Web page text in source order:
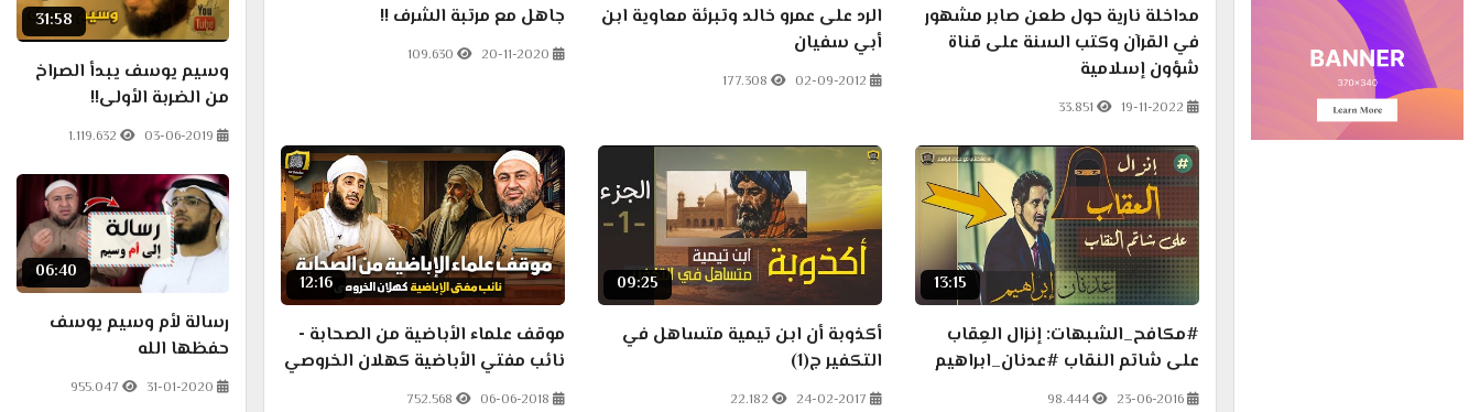
مداخلة نارية حول طعن صابر مشهور
في القرآن وكتب السنة على قناة
شؤون إسلامية
19-11-2022
33.851
الرد على عمرو خالد وتبرئة معاوية ابن
أبي سفيان
02-09-2012
177.308
جاهل مع مرتبة الشرف !!
20-11-2020
109.630
13:15
#مكافح_الشبهات: إنزال العِقاب
على شاتم النقاب #عدنان_ابراهيم
23-06-2016
98.444
09:25
أكذوبة أن ابن تيمية متساهل في
التكفير ج(1)
24-02-2017
22.182
12:16
موقف علماء الأباضية من الصحابة -
نائب مفتي الأباضية كهلان الخروصي
06-06-2018
752.568
31:58
وسيم يوسف يبدأ الصراخ
من الضربة الأولى!!
03-06-2019
1.119.632
06:40
رسالة لأم وسيم يوسف
حفظها الله
31-01-2020
955.047